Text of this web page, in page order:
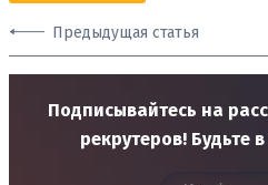
Предыдущая статья
Подписывайтесь на
рекрутеров! Будьте